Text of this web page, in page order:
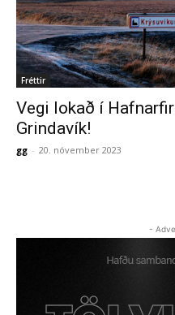
Fréttir
Vegi lokað í
Grindavík!
gg - 20. nóvember 2023
-